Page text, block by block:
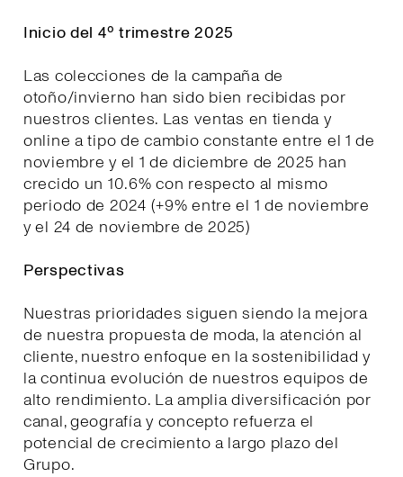
Inicio del 4º trimestre 2025
Las colecciones de la campaña de
otoño/invierno han sido bien recibidas por
nuestros clientes. Las ventas en tienda y
online a tipo de cambio constante entre el 1 de
noviembre y el 1 de diciembre de 2025 han
crecido un 10.6% con respecto al mismo
periodo de 2024 (+9% entre el 1 de noviembre
y el 24 de noviembre de 2025)
Perspectivas
Nuestras prioridades siguen siendo la mejora
de nuestra propuesta de moda, la atención al
cliente, nuestro enfoque en la sostenibilidad y
la continua evolución de nuestros equipos de
alto rendimiento. La amplia diversificación por
canal, geografía y concepto refuerza el
potencial de crecimiento a largo plazo del
Grupo.